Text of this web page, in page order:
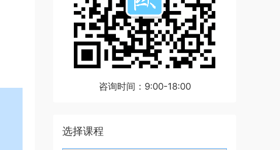
咨询时间：9:00-18:00
选择课程